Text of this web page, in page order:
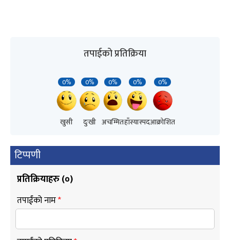
तपाईको प्रतिक्रिया
0%
खुसी
0%
दुःखी
0%
अचम्मित
0%
हाँस्यास्पद
0%
आक्रोशित
टिप्पणी
प्रतिक्रियाहरु (०)
तपाईंको नाम*